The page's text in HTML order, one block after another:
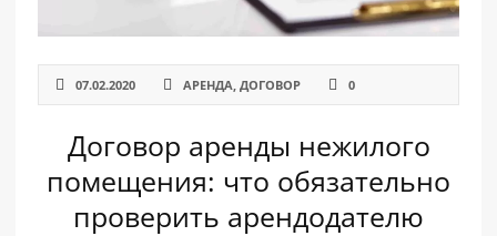
07.02.2020 АРЕНДА, ДОГОВОР 0
Договор аренды нежилого
помещения: что обязательно
проверить арендодателю